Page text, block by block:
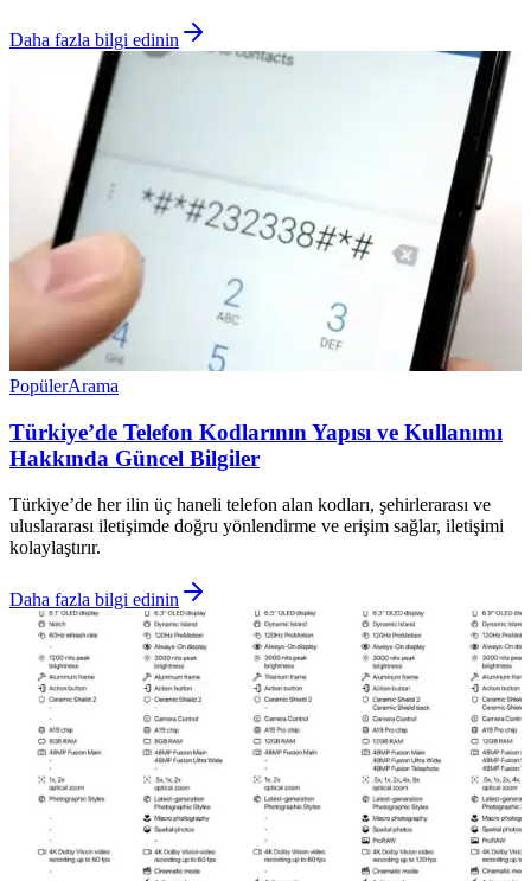
Daha fazla bilgi edinin
PopülerArama
Türkiye’de Telefon Kodlarının Yapısı ve Kullanımı
Hakkında Güncel Bilgiler
Türkiye’de her ilin üç haneli telefon alan kodları, şehirlerarası ve
uluslararası iletişimde doğru yönlendirme ve erişim sağlar, iletişimi
kolaylaştırır.
Daha fazla bilgi edinin